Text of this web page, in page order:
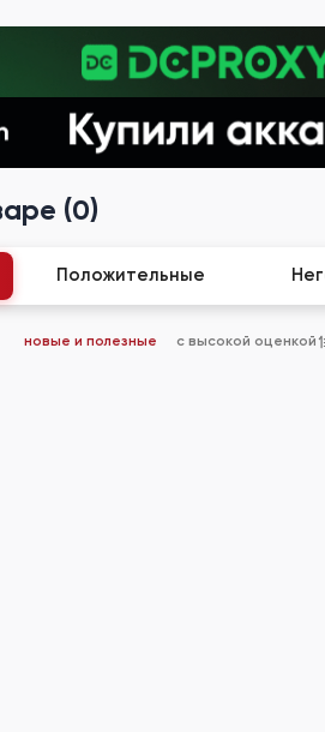
(0)
Положительные
новые и полезные с высокой оценкой